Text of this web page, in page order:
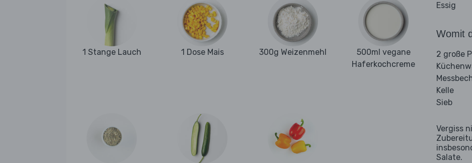
1 Stange Lauch 1 Dose Mais 300g Weizenmehl
500ml vegane
Haferkochcreme
Essig
Womit
2 große
Kelle
Sieb
Vergiss
Salate.